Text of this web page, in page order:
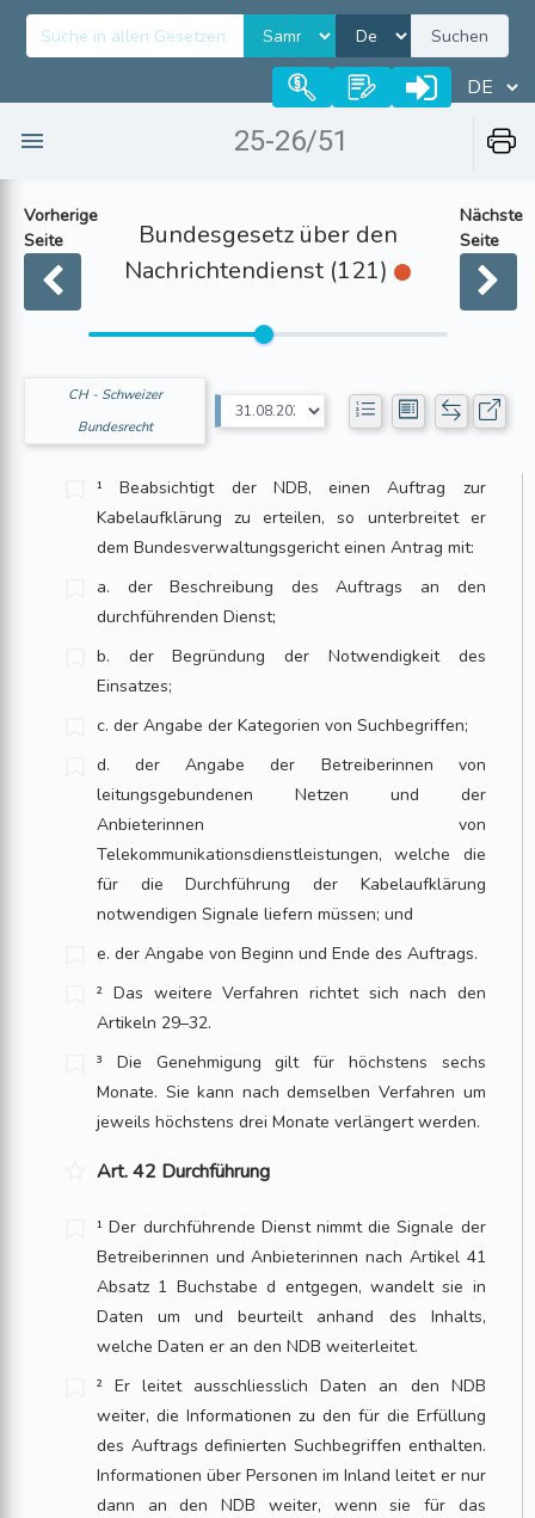
Suchen
25-26/51
Vorherige
Seite
Bundesgesetz über den
Nachrichtendienst (121)
Nächste
Seite
CH - Schweizer
Bundesrecht
¹ Beabsichtigt der NDB, einen Auftrag zur
Kabelaufklärung zu erteilen, so unterbreitet er
dem Bundesverwaltungsgericht einen Antrag mit:
a. der Beschreibung des Auftrags an den
durchführenden Dienst;
b. der Begründung der Notwendigkeit des
Einsatzes;
c. der Angabe der Kategorien von Suchbegriffen;
d. der Angabe der Betreiberinnen von
leitungsgebundenen Netzen und der
Anbieterinnen von
Telekommunikationsdienstleistungen, welche die
für die Durchführung der Kabelaufklärung
notwendigen Signale liefern müssen; und
e. der Angabe von Beginn und Ende des Auftrags.
² Das weitere Verfahren richtet sich nach den
Artikeln 29–32.
³ Die Genehmigung gilt für höchstens sechs
Monate. Sie kann nach demselben Verfahren um
jeweils höchstens drei Monate verlängert werden.
Art. 42 Durchführung
¹ Der durchführende Dienst nimmt die Signale der
Betreiberinnen und Anbieterinnen nach Artikel 41
Absatz 1 Buchstabe d entgegen, wandelt sie in
Daten um und beurteilt anhand des Inhalts,
welche Daten er an den NDB weiterleitet.
² Er leitet ausschliesslich Daten an den NDB
weiter, die Informationen zu den für die Erfüllung
des Auftrags definierten Suchbegriffen enthalten.
Informationen über Per­sonen im Inland leitet er nur
dann an den NDB weiter, wenn sie für das